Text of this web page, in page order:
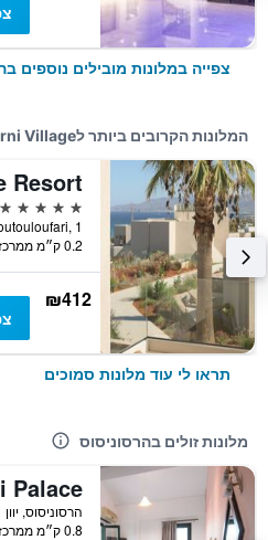
צפייה במלונות מובילים נוספים
המלונות הקרובים ביותר לMarni Village
5 כוכבים
0.2 ק״מ ממרכז העיר
₪412
תראו לי עוד מלונות סמוכים
מלונות זולים בהרסוניסוס
הרסוניסוס, יוון
0.8 ק״מ ממרכז העיר